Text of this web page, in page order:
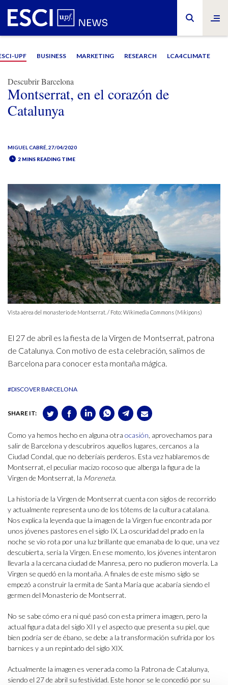
UPF BUSINESS MARKETING RESEARCH LCA4CLIMATE
Descubrir Barcelona
Montserrat, en el corazón de
Catalunya
MIGUEL CABRÉ , 27/04/2020
2 MINS READING TIME
Vista aérea del monasterio de Montserrat. / Foto: Wikimedia Commons (Mikipons)
El 27 de abril es la fiesta de la Virgen de Montserrat, patrona
de Catalunya. Con motivo de esta celebración, salimos de
Barcelona para conocer esta montaña mágica.
#DISCOVER BARCELONA
SHARE IT:
Como ya hemos hecho en alguna otra ocasión, aprovechamos para
salir de Barcelona y descubriros aquellos lugares, cercanos a la
Ciudad Condal, que no deberíais perderos. Esta vez hablaremos de
Montserrat, el peculiar macizo rocoso que alberga la figura de la
Virgen de Montserrat, la Moreneta.
La historia de la Virgen de Montserrat cuenta con siglos de recorrido
y actualmente representa uno de los tótems de la cultura catalana.
Nos explica la leyenda que la imagen de la Virgen fue encontrada por
unos jóvenes pastores en el siglo IX. La oscuridad del prado en la
noche se vio rota por una luz brillante que emanaba de lo que, una vez
descubierta, sería la Virgen. En ese momento, los jóvenes intentaron
llevarla a la cercana ciudad de Manresa, pero no pudieron moverla. La
Virgen se quedó en la montaña. A finales de este mismo siglo se
empezó a construir la ermita de Santa María que acabaría siendo el
germen del Monasterio de Montserrat.
No se sabe cómo era ni qué pasó con esta primera imagen, pero la
actual figura data del siglo XII y el aspecto que presenta su piel, que
bien podría ser de ébano, se debe a la transformación sufrida por los
barnices y a un repintado del siglo XIX.
Actualmente la imagen es venerada como la Patrona de Catalunya,
siendo el 27 de abril su festividad. Este honor se le concedió por su